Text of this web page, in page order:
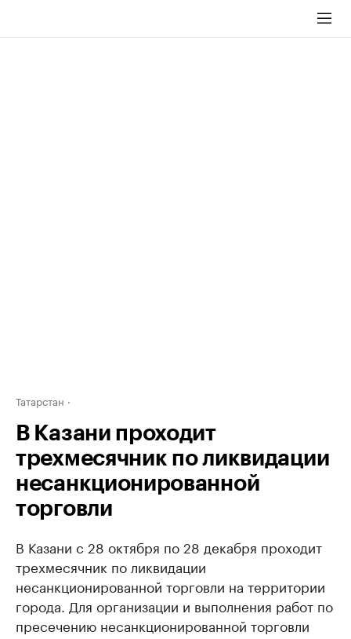
Татарстан
В Казани проходит
трехмесячник по ликвидации
несанкционированной
торговли
В Казани с 28 октября по 28 декабря проходит
трехмесячник по ликвидации
несанкционированной торговли на территории
города. Для организации и выполнения работ по
пресечению несанкционированной торговли